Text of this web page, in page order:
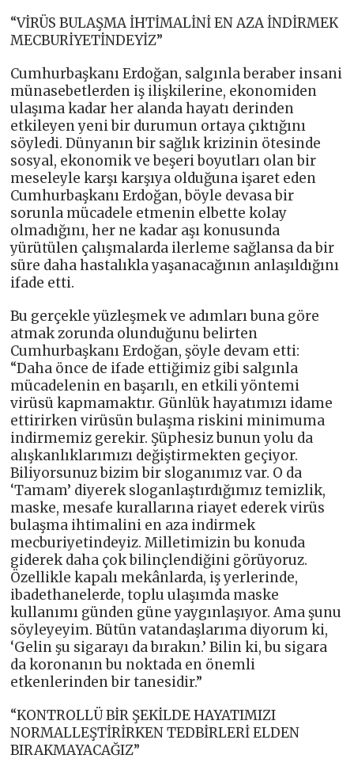
“VİRÜS BULAŞMA İHTİMALİNİ EN AZA İNDİRMEK
MECBURİYETİNDEYİZ”
Cumhurbaşkanı Erdoğan, salgınla beraber insani
münasebetlerden iş ilişkilerine, ekonomiden
ulaşıma kadar her alanda hayatı derinden
etkileyen yeni bir durumun ortaya çıktığını
söyledi. Dünyanın bir sağlık krizinin ötesinde
sosyal, ekonomik ve beşeri boyutları olan bir
meseleyle karşı karşıya olduğuna işaret eden
Cumhurbaşkanı Erdoğan, böyle devasa bir
sorunla mücadele etmenin elbette kolay
olmadığını, her ne kadar aşı konusunda
yürütülen çalışmalarda ilerleme sağlansa da bir
süre daha hastalıkla yaşanacağının anlaşıldığını
ifade etti.
Bu gerçekle yüzleşmek ve adımları buna göre
atmak zorunda olunduğunu belirten
Cumhurbaşkanı Erdoğan, şöyle devam etti:
“Daha önce de ifade ettiğimiz gibi salgınla
mücadelenin en başarılı, en etkili yöntemi
virüsü kapmamaktır. Günlük hayatımızı idame
ettirirken virüsün bulaşma riskini minimuma
indirmemiz gerekir. Şüphesiz bunun yolu da
alışkanlıklarımızı değiştirmekten geçiyor.
Biliyorsunuz bizim bir sloganımız var. O da
‘Tamam’ diyerek sloganlaştırdığımız temizlik,
maske, mesafe kurallarına riayet ederek virüs
bulaşma ihtimalini en aza indirmek
mecburiyetindeyiz. Milletimizin bu konuda
giderek daha çok bilinçlendiğini görüyoruz.
Özellikle kapalı mekânlarda, iş yerlerinde,
ibadethanelerde, toplu ulaşımda maske
kullanımı günden güne yaygınlaşıyor. Ama şunu
söyleyeyim. Bütün vatandaşlarıma diyorum ki,
‘Gelin şu sigarayı da bırakın.’ Bilin ki, bu sigara
da koronanın bu noktada en önemli
etkenlerinden bir tanesidir.”
“KONTROLLÜ BİR ŞEKİLDE HAYATIMIZI
NORMALLEŞTİRİRKEN TEDBİRLERİ ELDEN
BIRAKMAYACAĞIZ”